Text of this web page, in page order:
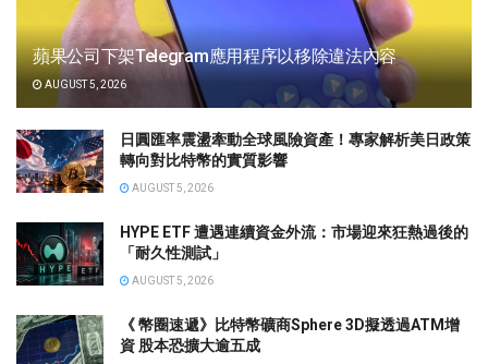
蘋果公司下架Telegram應用程序以移除違法內容
AUGUST 5, 2026
日圓匯率震盪牽動全球風險資產！專家解析美日政策
轉向對比特幣的實質影響
AUGUST 5, 2026
HYPE ETF 遭遇連續資金外流：市場迎來狂熱過後的
「耐久性測試」
AUGUST 5, 2026
《 幣圈速遞》比特幣礦商Sphere 3D擬透過ATM增
資 股本恐擴大逾五成